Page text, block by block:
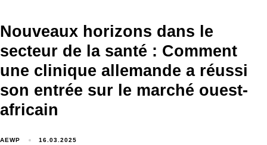
Nouveaux horizons dans le
secteur de la santé : Comment
une clinique allemande a réussi
son entrée sur le marché ouest-
africain
AEWP 16.03.2025